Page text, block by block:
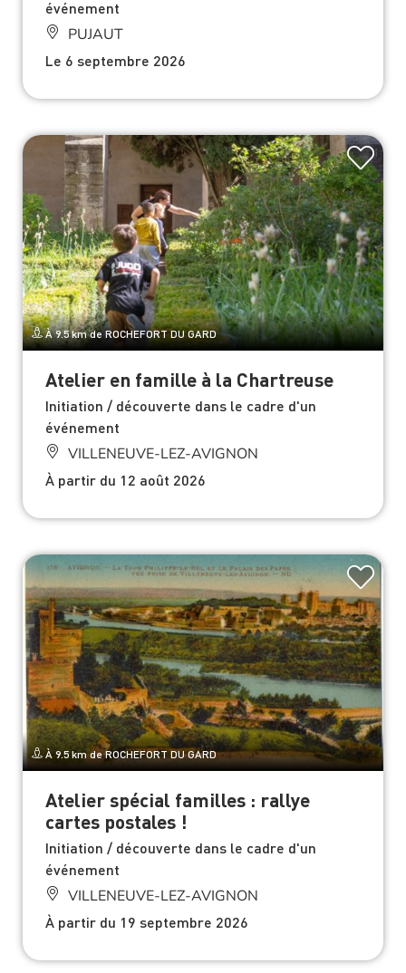
événement
PUJAUT
Le 6 septembre 2026
À 9.5 km de ROCHEFORT DU GARD
Atelier en famille à la Chartreuse
Initiation / découverte dans le cadre d'un
événement
VILLENEUVE-LEZ-AVIGNON
À partir du 12 août 2026
À 9.5 km de ROCHEFORT DU GARD
Atelier spécial familles : rallye
cartes postales !
Initiation / découverte dans le cadre d'un
événement
VILLENEUVE-LEZ-AVIGNON
À partir du 19 septembre 2026